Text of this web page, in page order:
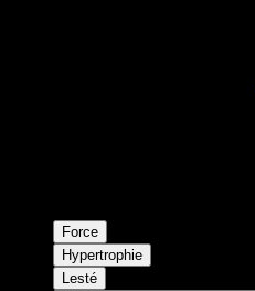
Force
Hypertrophie
Lesté